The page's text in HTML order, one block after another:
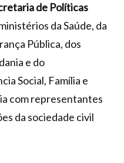
de Políticas
da Saúde, da
Pública, dos
e do
Social, Família e
com representantes
da sociedade civil